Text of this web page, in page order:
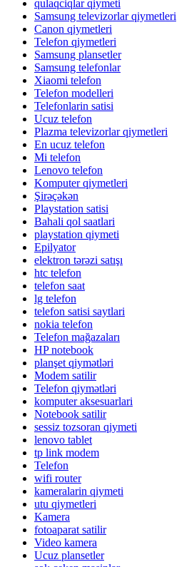
qulaqciqlar qiymeti
Samsung televizorlar qiymetleri
Canon qiymetleri
Telefon qiymetleri
Samsung plansetler
Samsung telefonlar
Xiaomi telefon
Telefon modelleri
Telefonlarin satisi
Ucuz telefon
Plazma televizorlar qiymetleri
En ucuz telefon
Mi telefon
Lenovo telefon
Komputer qiymetleri
Şirəçəkən
Playstation satisi
Bahali qol saatlari
playstation qiymeti
Epilyator
elektron tərəzi satışı
htc telefon
telefon saat
lg telefon
telefon satisi saytlari
nokia telefon
Telefon mağazaları
HP notebook
planşet qiymətləri
Modem satilir
Telefon qiymətləri
komputer aksesuarlari
Notebook satilir
sessiz tozsoran qiymeti
lenovo tablet
tp link modem
Telefon
wifi router
kameralarin qiymeti
utu qiymetleri
Kamera
fotoaparat satilir
Video kamera
Ucuz plansetler